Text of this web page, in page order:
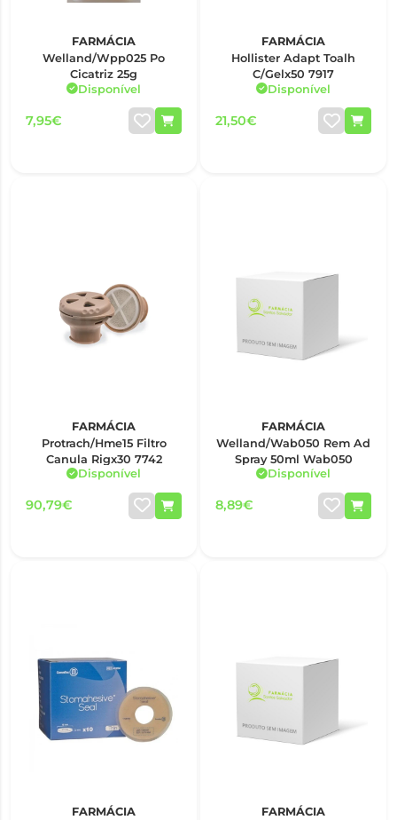
FARMÁCIA
Welland/Wpp025 Po
Cicatriz 25g
Disponível
7,95€
FARMÁCIA
Hollister Adapt Toalh
C/Gelx50 7917
Disponível
21,50€
FARMÁCIA
Protrach/Hme15 Filtro
Canula Rigx30 7742
Disponível
90,79€
FARMÁCIA
Welland/Wab050 Rem Ad
Spray 50ml Wab050
Disponível
8,89€
FARMÁCIA
FARMÁCIA